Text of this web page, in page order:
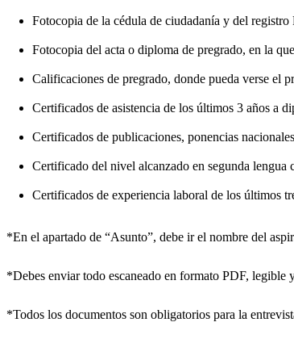
Fotocopia de la cédula de ciudadanía y del registro
Fotocopia del acta o diploma de pregrado, en la
Calificaciones de pregrado, donde pueda verse el
Certificados de asistencia de los últimos 3 años a
Certificados de publicaciones, ponencias
Certificado del nivel alcanzado en segunda
Certificados de experiencia laboral de los últimos
*En el apartado de “Asunto”, debe ir el nombre del
*Debes enviar todo escaneado en formato PDF, legible
*Todos los documentos son obligatorios para la